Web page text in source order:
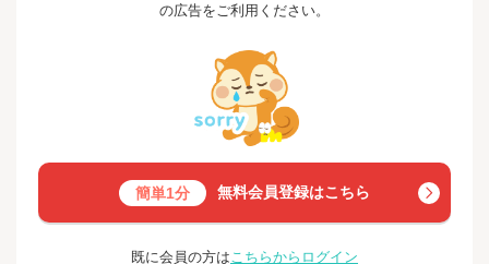
の広告をご利用ください。
簡単1分 無料会員登録はこちら
既に会員の方はこちらからログイン